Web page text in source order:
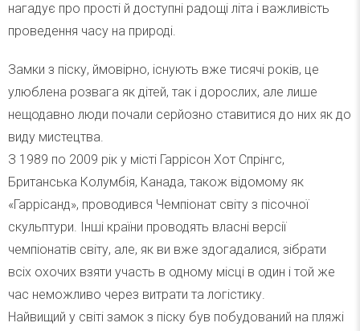
нагадує про прості й доступні радощі літа і важливість
проведення часу на природі.
Замки з піску, ймовірно, існують вже тисячі років, це
улюблена розвага як дітей, так і дорослих, але лише
нещодавно люди почали серйозно ставитися до них як до
виду мистецтва.
З 1989 по 2009 рік у місті Гаррісон Хот Спрінгс,
Британська Колумбія, Канада, також відомому як
«Гаррісанд», проводився Чемпіонат світу з пісочної
скульптури. Інші країни проводять власні версії
чемпіонатів світу, але, як ви вже здогадалися, зібрати
всіх охочих взяти участь в одному місці в один і той же
час неможливо через витрати та логістику.
Найвищий у світі замок з піску був побудований на пляжі